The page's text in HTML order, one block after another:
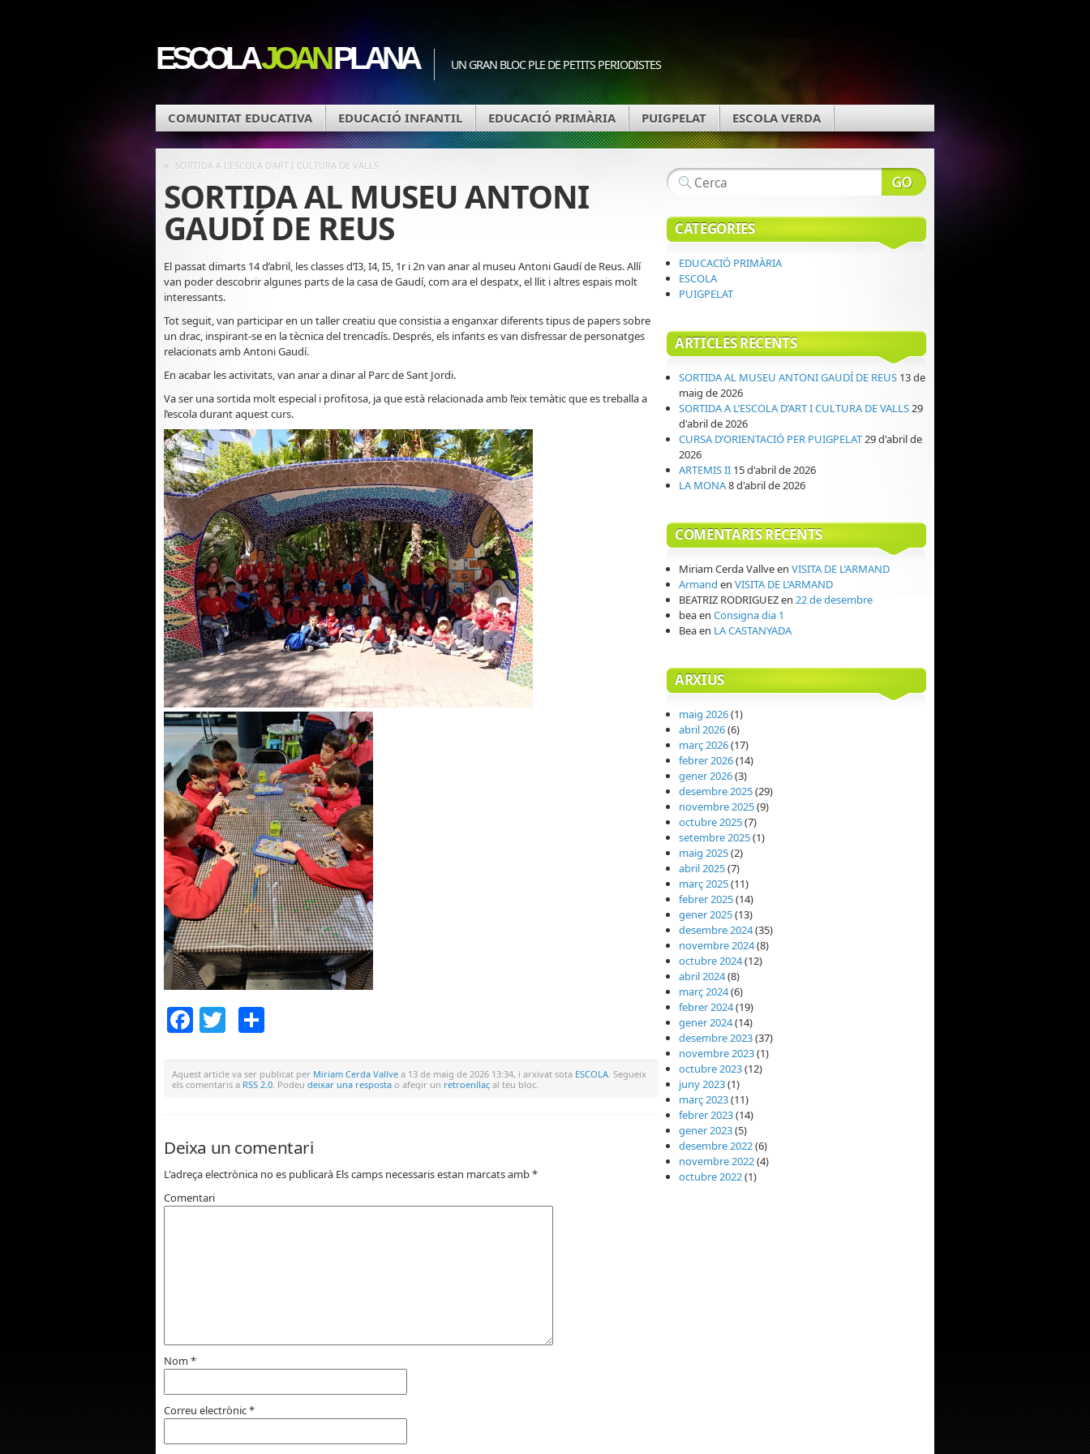
ESCOLAJOANPLANA UN GRAN BLOC PLE DE PETITS PERIODISTES
COMUNITAT EDUCATIVA EDUCACIÓ INFANTIL EDUCACIÓ PRIMÀRIA PUIGPELAT ESCOLA VERDA
« SORTIDA A L’ESCOLA D’ART I CULTURA DE VALLS
SORTIDA AL MUSEU ANTONI
GAUDÍ DE REUS
El passat dimarts 14 d’abril, les classes d’I3, I4, I5, 1r i 2n van anar al museu Antoni Gaudí de Reus. Allí
van poder descobrir algunes parts de la casa de Gaudí, com ara el despatx, el llit i altres espais molt
interessants.
Tot seguit, van participar en un taller creatiu que consistia a enganxar diferents tipus de papers sobre
un drac, inspirant-se en la tècnica del trencadís. Després, els infants es van disfressar de personatges
relacionats amb Antoni Gaudí.
En acabar les activitats, van anar a dinar al Parc de Sant Jordi.
Va ser una sortida molt especial i profitosa, ja que està relacionada amb l’eix temàtic que es treballa a
l’escola durant aquest curs.
Facebook
Twitter
Aquest article va ser publicat per Miriam Cerda Vallve a 13 de maig de 2026 13:34, i arxivat sota ESCOLA. Segueix
els comentaris a RSS 2.0. Podeu deixar una resposta o afegir un retroenllaç al teu bloc.
Deixa un comentari
L'adreça electrònica no es publicarà Els camps necessaris estan marcats amb*
Comentari
Nom *
Correu electrònic*
CATEGORIES
EDUCACIÓ PRIMÀRIA
ESCOLA
PUIGPELAT
ARTICLES RECENTS
SORTIDA AL MUSEU ANTONI GAUDÍ DE REUS 13 de
maig de 2026
SORTIDA A L’ESCOLA D’ART I CULTURA DE VALLS29
d'abril de 2026
CURSA D’ORIENTACIÓ PER PUIGPELAT29 d'abril de
2026
ARTEMIS II 15 d'abril de 2026
LA MONA8 d'abril de 2026
COMENTARIS RECENTS
Miriam Cerda Vallveen VISITA DE L’ARMAND
Armand en VISITA DE L’ARMAND
BEATRIZ RODRIGUEZen 22 de desembre
beaen Consigna dia 1
Beaen LA CASTANYADA
ARXIUS
maig 2026(1)
abril 2026(6)
març 2026(17)
febrer 2026(14)
gener 2026(3)
desembre 2025(29)
novembre 2025(9)
octubre 2025(7)
setembre 2025(1)
maig 2025(2)
abril 2025(7)
març 2025(11)
febrer 2025(14)
gener 2025(13)
desembre 2024(35)
novembre 2024(8)
octubre 2024(12)
abril 2024(8)
març 2024(6)
febrer 2024(19)
gener 2024(14)
desembre 2023(37)
novembre 2023(1)
octubre 2023(12)
juny 2023(1)
març 2023(11)
febrer 2023(14)
gener 2023(5)
desembre 2022(6)
novembre 2022(4)
octubre 2022(1)